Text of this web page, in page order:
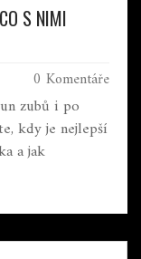
S NIMI
0 Komentáře
zubů i po
kdy je nejlepší
a jak